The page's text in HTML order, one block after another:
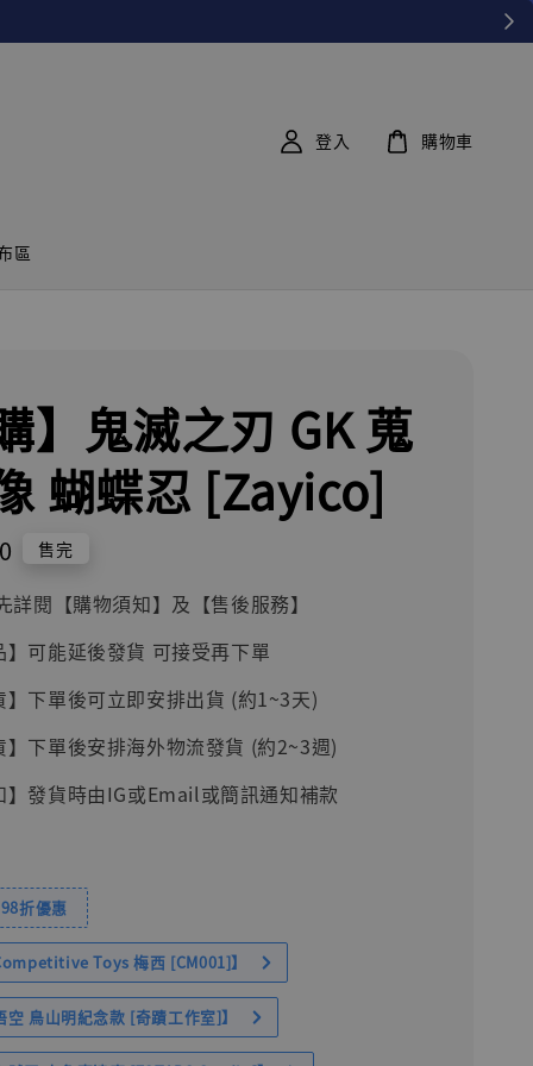
區
登入 購物車
】鬼滅之刃 GK 蒐
蝴蝶忍 [Zayico]
售完
閱【購物須知】及【售後服務】
可能延後發貨 可接受再下單
下單後可立即安排出貨 (約1~3天)
下單後安排海外物流發貨 (約2~3週)
發貨時由IG或Email或簡訊通知補款
折優惠
Toys 梅西 [CM001]】
鳥山明紀念款 [奇蹟工作室]】